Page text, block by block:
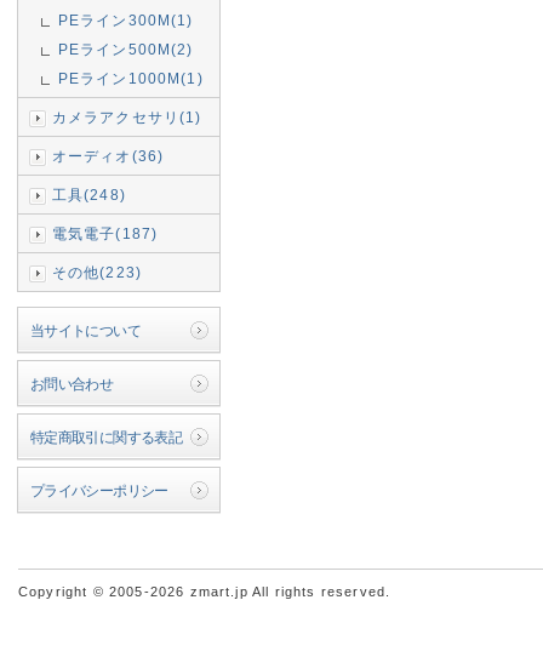
PEライン300M(1)
PEライン500M(2)
PEライン1000M(1)
カメラアクセサリ(1)
オーディオ(36)
工具(248)
電気電子(187)
その他(223)
当サイトについて
お問い合わせ
特定商取引に関する表記
プライバシーポリシー
Copyright © 2005-2026 zmart.jp All rights reserved.